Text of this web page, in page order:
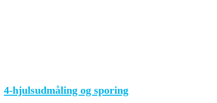
4-hjulsudmåling og sporing